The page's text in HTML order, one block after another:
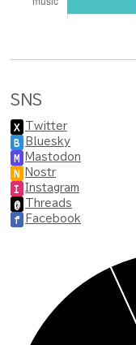
SNS
X Twitter
B Bluesky
M Mastodon
N Nostr
I Instagram
@ Threads
f Facebook